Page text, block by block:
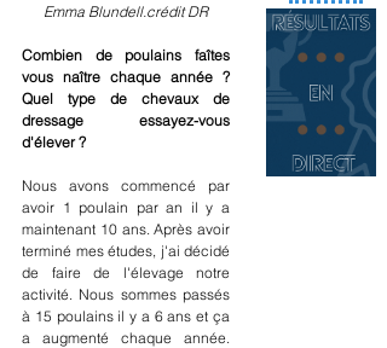
Emma Blundell.crédit DR
Combien de poulains faîtes
vous naître chaque année ?
Quel type de chevaux de
dressage essayez-vous
d'élever ?
Nous avons commencé par
avoir 1 poulain par an il y a
maintenant 10 ans. Après avoir
terminé mes études, j'ai décidé
de faire de l'élevage notre
activité. Nous sommes passés
à 15 poulains il y a 6 ans et ça
a augmenté chaque année.